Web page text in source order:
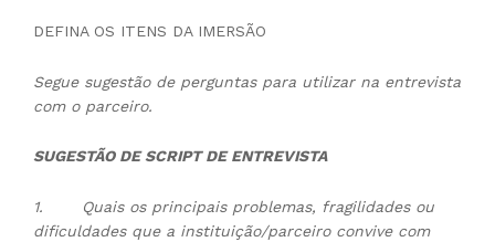
DEFINA OS ITENS DA IMERSÃO
Segue sugestão de perguntas para utilizar na entrevista
com o parceiro.
SUGESTÃO DE SCRIPT DE ENTREVISTA
1.
Quais os principais problemas, fragilidades ou
dificuldades que a instituição/parceiro convive com